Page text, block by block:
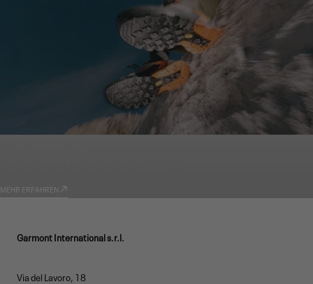
MEHR ERFAHREN
Garmont International s.r.l.
Via del Lavoro, 18